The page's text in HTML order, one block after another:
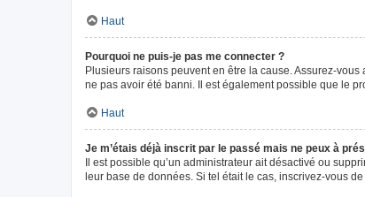
Haut
Pourquoi ne puis-je pas me connecter ?
Plusieurs raisons peuvent en être la cause. Assurez-
ne pas avoir été banni. Il est également possible que le
Haut
Je m’étais déjà inscrit par le passé mais ne peux à
Il est possible qu’un administrateur ait désactivé ou
leur base de données. Si tel était le cas, inscrivez-vous